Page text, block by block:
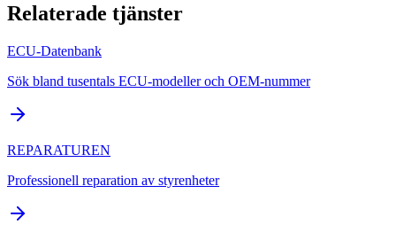
Relaterade tjänster
ECU-Datenbank
Sök bland tusentals ECU-modeller och OEM-nummer
REPARATUREN
Professionell reparation av styrenheter